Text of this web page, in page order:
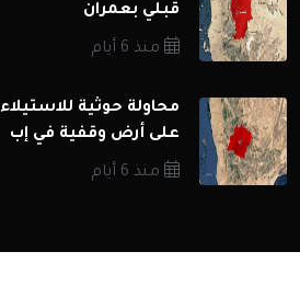
قبلي بعمران
منذ 6 أيام
محاولة حوثية للاستيلاء
على أرض وقفية في إب
منذ 6 أيام